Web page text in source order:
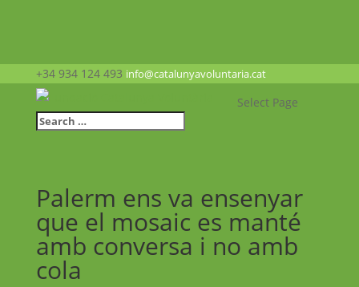
+34 934 124 493 info@catalunyavoluntaria.cat
Select Page
Palerm ens va ensenyar
que el mosaic es manté
amb conversa i no amb
cola